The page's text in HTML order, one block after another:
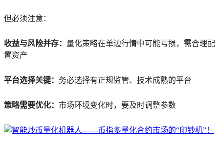
但必须注意：
收益与风险并存： 量化策略在单边行情中可能亏损，需合理配
置资产
平台选择关键： 务必选择有正规监管、技术成熟的平台
策略需要优化： 市场环境变化时，要及时调整参数